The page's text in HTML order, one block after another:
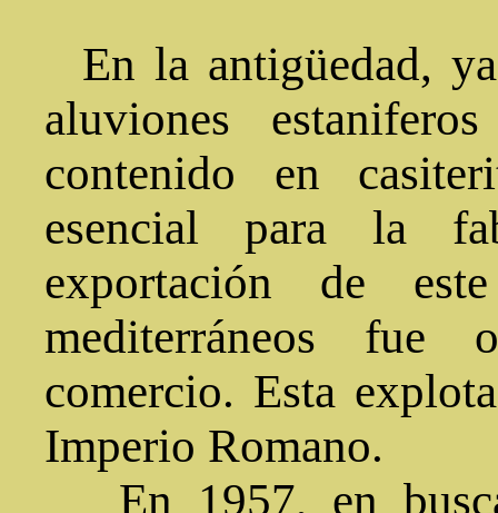
En la antigüedad,
aluviones
contenido en
esencial para la
exportación de
mediterráneos fue
comercio. Esta
Imperio Romano.
En 1957, en